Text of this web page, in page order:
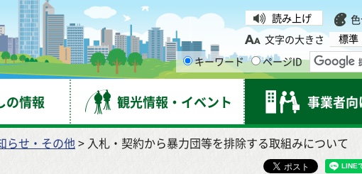
読み上げ
文字の大きさ
標準
キーワード
ページID
の情報 観光情報・イベント 事業者
らせ・その他> 入札・契約から暴力団等を排除する取組みについて